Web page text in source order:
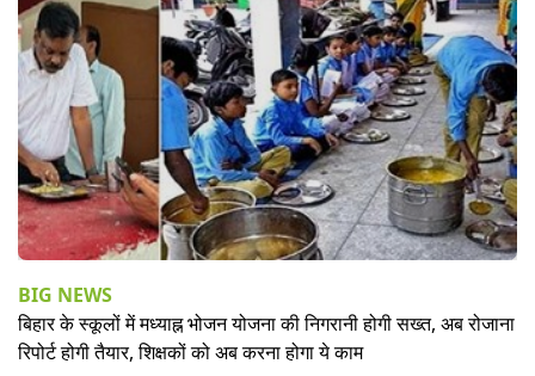
BIG NEWS
बिहार के स्कूलों में मध्याह्न भोजन योजना की निगरानी होगी सख्त, अब रोजाना
रिपोर्ट होगी तैयार, शिक्षकों को अब करना होगा ये काम